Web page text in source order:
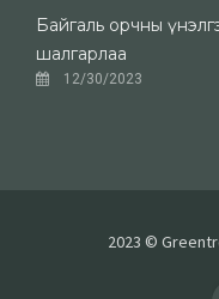
Байгаль орчны
шалгарлаа
12/30/2023
2023 ©